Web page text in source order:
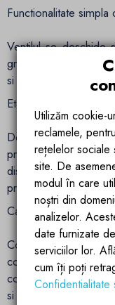
Functionalitate
Ventilul se deschide
gratie mecanismului
si o estetica fara
Etansare perfecta si
Dotat cu etansare
previne scurgerile
disponibil in
preaplin, oferind
Calitate durabila –
Construit integral din
coroziune,
conceput pentru
si functionalitatea
Utilizăm cookie-
reclamele,
rețelelor sociale
site. De
modul în care
noștri din
analizelor.
date furnizate
serviciilor lor.
cum îți poți
Confidentialitate